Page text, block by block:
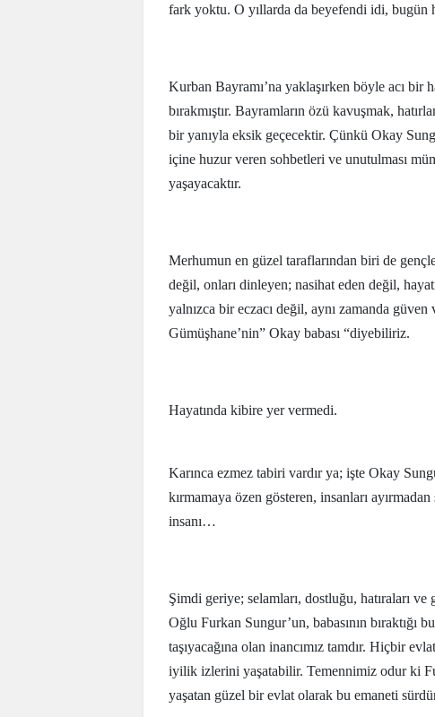
fark yoktu. O yıllarda da beyefendi idi, bugün
Kurban Bayramı’na yaklaşırken böyle acı
bırakmıştır. Bayramların özü kavuşmak,
bir yanıyla eksik geçecektir. Çünkü Okay
içine huzur veren sohbetleri ve unutulması
yaşayacaktır.
Merhumun en güzel taraflarından biri de
değil, onları dinleyen; nasihat eden değil,
yalnızca bir eczacı değil, aynı zamanda
Gümüşhane’nin” Okay babası “diyebiliriz.
Hayatında kibire yer vermedi.
Karınca ezmez tabiri vardır ya; işte Okay
kırmamaya özen gösteren, insanları
insanı…
Şimdi geriye; selamları, dostluğu, hatıraları ve
Oğlu Furkan Sungur’un, babasının bıraktığı
taşıyacağına olan inancımız tamdır. Hiçbir
iyilik izlerini yaşatabilir. Temennimiz odur ki
yaşatan güzel bir evlat olarak bu emaneti